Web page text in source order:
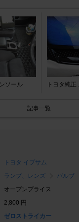
ソール トヨタ純
記事一覧
トヨタ イプサム
ランプ、レンズ
バルブ
オープンプライス
2,800 円
ゼロストライカー